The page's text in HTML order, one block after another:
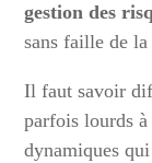
gestion des
sans faille de
Il faut savoir
parfois lourds
dynamiques